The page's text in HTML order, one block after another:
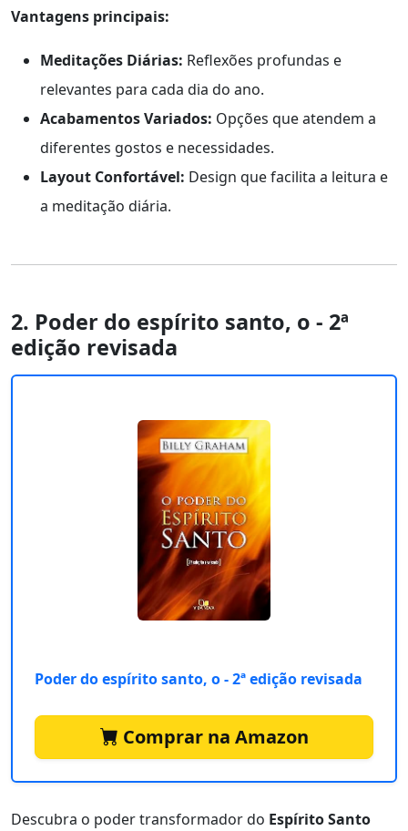
Vantagens principais:
Meditações Diárias: Reflexões profundas e
relevantes para cada dia do ano.
Acabamentos Variados: Opções que atendem a
diferentes gostos e necessidades.
Layout Confortável: Design que facilita a leitura e
a meditação diária.
2. Poder do espírito santo, o - 2ª
edição revisada
Poder do espírito santo, o - 2ª edição revisada
Comprar na Amazon
Descubra o poder transformador do Espírito Santo